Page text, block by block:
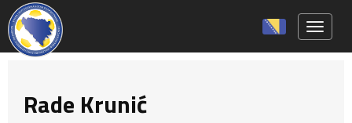
Rade Krunić